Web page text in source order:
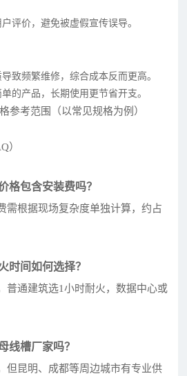
评价，避免被虚假宣传误导。
致频繁维修，综合成本反而更高。
的产品，长期使用更节省开支。
参考范围（以常见规格为例）
）
格包含安装费吗？
需根据现场复杂度单独计算，约占
时间如何选择？
普通建筑选1小时耐火，数据中心或
线槽厂家吗？
但昆明、成都等周边城市有专业供